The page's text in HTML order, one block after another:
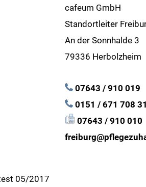
05/2017
cafeum GmbH
Standortleiter
An der Sonnhalde 3
79336 Herbolzheim
07643 / 910 019
0151 / 671 708 31
07643 / 910 010